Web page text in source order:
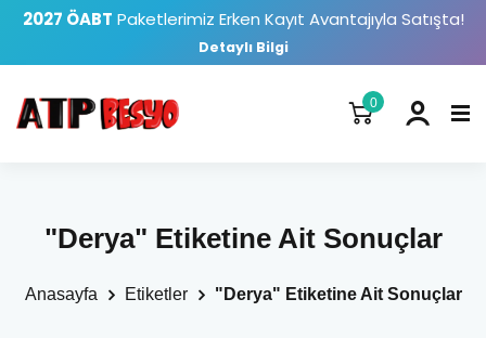
2027 ÖABT Paketlerimiz Erken Kayıt Avantajıyla Satışta!
Detaylı Bilgi
0
"Derya" Etiketine Ait Sonuçlar
Anasayfa Etiketler "Derya" Etiketine Ait Sonuçlar